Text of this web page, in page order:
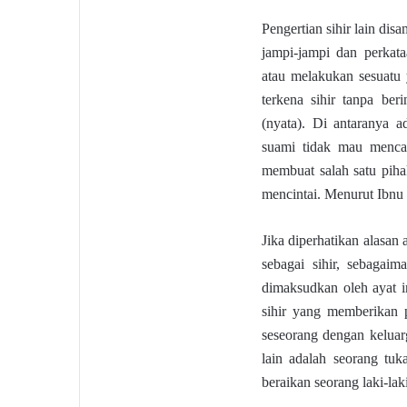
Pengertian sihir lain
jampi-jampi dan
atau melakukan
terkena sihir tanpa
(nyata). Di antaranya
suami tidak mau
membuat salah satu
mencintai. Menurut Ibnu
Jika diperhatikan alasan
sebagai sihir,
dimaksudkan oleh ayat
sihir yang memberikan
seseorang dengan
lain adalah seorang
beraikan seorang laki-